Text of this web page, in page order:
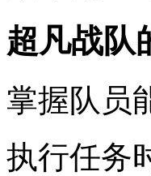
超凡战队
掌握队员
执行任务